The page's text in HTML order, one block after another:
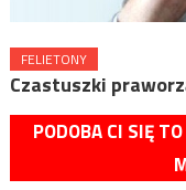
FELIETONY
Czastuszki
PODOBA CI SIĘ